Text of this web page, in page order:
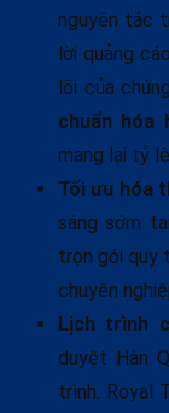
nguyên tắc
lời quảng
lõi của
chuẩn
mang lại tỷ
Tối ưu hóa
sáng sớm
trọn gói quy
chuyên
Lịch trình
duyệt Hàn
trình. Royal